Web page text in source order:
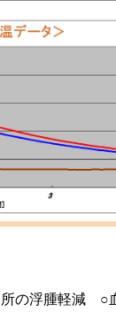
の浮腫軽減 ○